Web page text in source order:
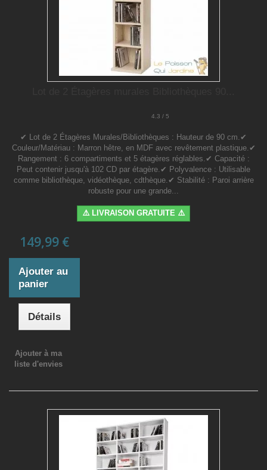
4.3 / 5
✔ Lot de 2 Étagères Murales/Bibliothèques : Hauteur de 90 cm.✔
Couleur/Matériau : Marron hêtre, en MDF avec revêtement plastique.✔
Rangement : 6 compartiments et 5 étagères réglables.✔ Capacité :
Peut contenir jusqu'à 102 CD par étagère.✔ Polyvalence : Utilisable
comme bibliothèque, vidéothèque, cdthèque.✔ Stabilité : Paroi arrière
robuste pour une grande...
⚠️ LIVRAISON GRATUITE ⚠️
149,99 €
Ajouter au
panier
Détails
Ajouter à ma
liste d'envies